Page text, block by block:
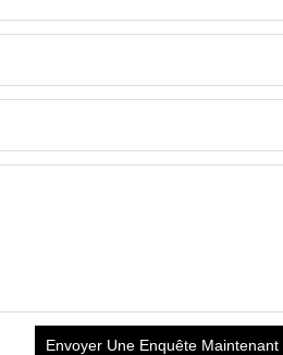
Envoyer Une Enquête Maintenant